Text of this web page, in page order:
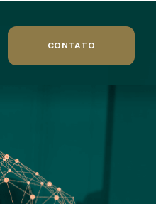
CONTATO